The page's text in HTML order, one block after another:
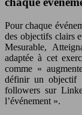
Pour chaque
des objectifs clairs
Mesurable,
adaptée à cet
comme «
définir un objectif
followers sur
l’événement ».